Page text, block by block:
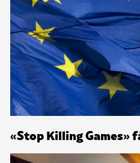
«Stop Killing Games»